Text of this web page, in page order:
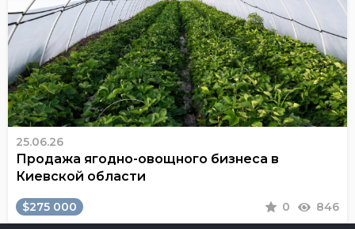
25.06.26
Продажа ягодно-овощного бизнеса в
Киевской области
$275 000 0 846